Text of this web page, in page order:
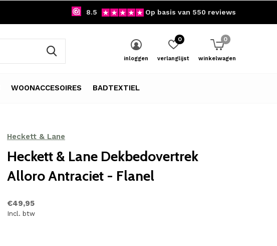
WOONACCESOIRES BADTEXTIEL
inloggen verlanglijst
0
winkelwagen
0
8.5 Op basis van 550 reviews
Heckett & Lane
Heckett & Lane Dekbedovertrek
Alloro Antraciet - Flanel
€49,95
Incl. btw